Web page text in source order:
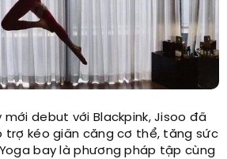
debut với Blackpink, Jisoo đã
trợ kéo giãn căng cơ thể, tăng sức
bay là phương pháp tập cùng